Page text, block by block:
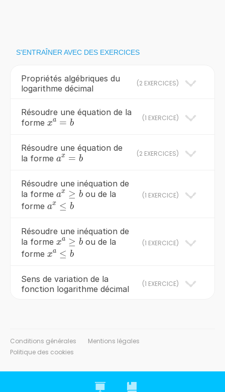
S'ENTRAÎNER AVEC DES EXERCICES
Propriétés algébriques du
logarithme décimal
(2 EXERCICES)
Résoudre une équation de la
forme x^{a}=b
xa = b
(1 EXERCICE)
Résoudre une équation de
la forme a^{x}=b
ax = b
(2 EXERCICES)
Résoudre une inéquation de
la forme a^{x}
\ge b
ax ≥ bou de la
forme a^{x}
ax ≤ b
(1 EXERCICE)
Résoudre une inéquation de
la forme x^{a}
\ge b
xa ≥ bou de la
forme x^{a}
xa ≤ b
(1 EXERCICE)
Sens de variation de la
fonction logarithme décimal
(1 EXERCICE)
Conditions générales
Mentions légales
Politique des cookies